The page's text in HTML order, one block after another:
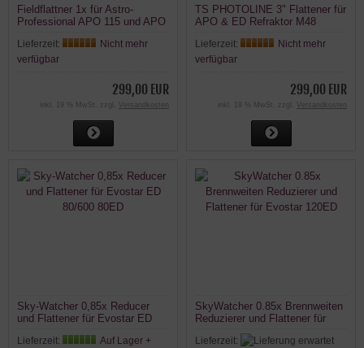
Fieldflattner 1x für Astro-
Professional APO 115 und APO
Lieferzeit:
Nicht mehr
verfügbar
299,00 EUR
inkl. 19 % MwSt. zzgl. Versandkosten
TS PHOTOLINE 3" Flattener für
APO & ED Refraktor M48
Lieferzeit:
Nicht mehr
verfügbar
299,00 EUR
inkl. 19 % MwSt. zzgl. Versandkosten
Sky-Watcher 0,85x Reducer
und Flattener für Evostar ED
Lieferzeit:
Auf Lager +
SkyWatcher 0.85x Brennweiten
Reduzierer und Flattener für
Evostar 120ED
Lieferzeit: